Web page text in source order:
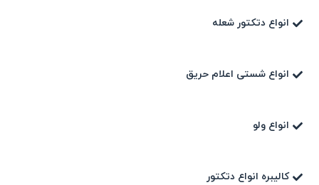
انواع دتکتور شعله
انواع شستی اعلام حریق
انواع ولو
کالیبره انواع دتکتور